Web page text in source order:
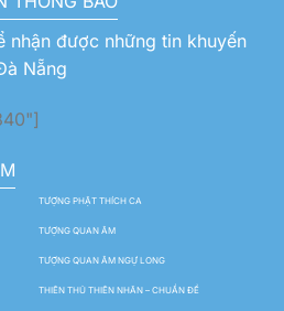
nhận được những tin khuyến
Nẵng
TƯỢNG PHẬT THÍCH CA
TƯỢNG QUAN ÂM
TƯỢNG QUAN ÂM NGỰ LONG
THIÊN THỦ THIÊN NHÃN – CHUẨN ĐỀ